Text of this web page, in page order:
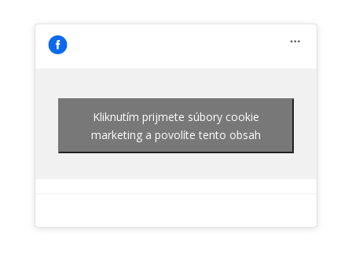
Kliknutím prijmete súbory cookie
marketing a povolíte tento obsah